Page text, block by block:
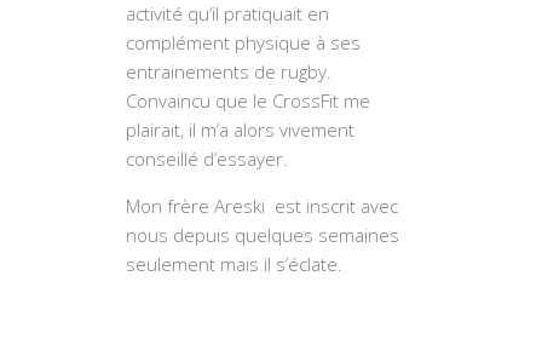
activité qu’il pratiquait en
complément physique à ses
entrainements de rugby.
Convaincu que le CrossFit me
plairait, il m’a alors vivement
conseillé d’essayer.
Mon frère Areski est inscrit avec
nous depuis quelques semaines
seulement mais il s’éclate.